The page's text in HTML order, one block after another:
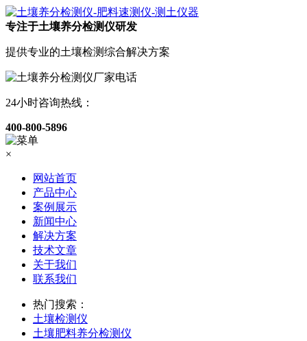
专注于土壤养分检测仪研发
提供专业的土壤检测综合解决方案
24小时咨询热线：
400-800-5896
×
网站首页
产品中心
案例展示
新闻中心
解决方案
技术文章
关于我们
联系我们
热门搜索：
土壤检测仪
土壤肥料养分检测仪